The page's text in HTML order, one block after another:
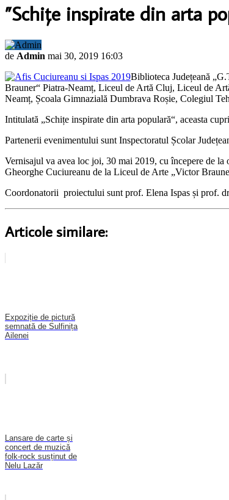
”Schițe inspirate din arta
de Admin mai 30, 2019 16:03
Biblioteca Județeană
Brauner“ Piatra-Neamț, Liceul de Artă Cluj, Liceul de
Neamț, Școala Gimnazială Dumbrava Roșie, Colegiul
Intitulată „Schițe inspirate din arta populară“, aceasta
Partenerii evenimentului sunt Inspectoratul Școlar
Vernisajul va avea loc joi, 30 mai 2019, cu începere de
Gheorghe Cuciureanu de la Liceul de Arte „Victor
Coordonatorii proiectului sunt prof. Elena Ispas și prof.
Articole similare:
Expoziție de pictură
semnată de Sulfinița
Ailenei
Lansare de carte și
concert de muzică
folk-rock susținut de
Nelu Lazăr